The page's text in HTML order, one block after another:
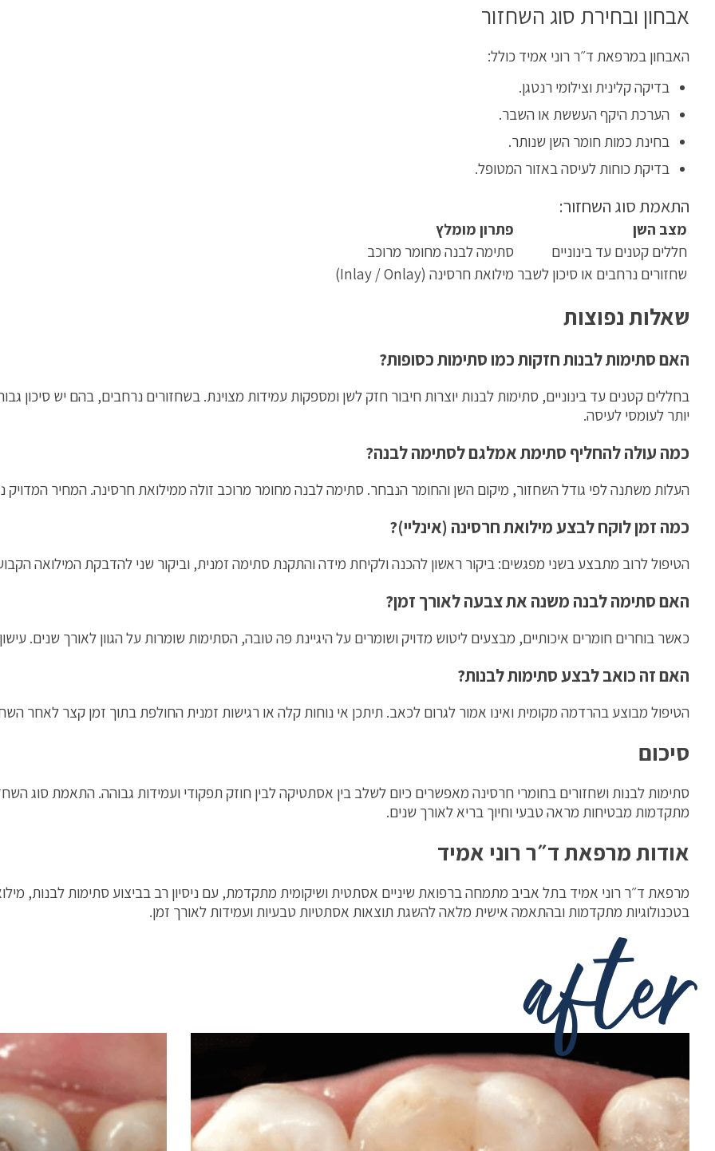
אבחון ובחירת סוג השחזור
האבחון במרפאת ד״ר רוני אמיד כולל:
בדיקה קלינית וצילומי רנטגן.
הערכת היקף העששת או השבר.
בחינת כמות חומר השן שנותר.
בדיקת כוחות לעיסה באזור המטופל.
התאמת סוג השחזור:
מצב השן
פתרון מומלץ
חללים קטנים עד בינוניים
סתימה לבנה מחומר מרוכב
שחזורים נרחבים או סיכון לשבר מילואת חרסינה (Inlay / Onlay)
שאלות נפוצות
האם סתימות לבנות חזקות כמו סתימות כסופות?
בחללים קטנים עד בינוניים, סתימות לבנות יוצרות חיבור חזק לשן ומספקות עמידות מצוינת. בשחזורים נרחבים, בהם יש סיכון
יותר לעומסי לעיסה.
כמה עולה להחליף סתימת אמלגם לסתימה לבנה?
העלות משתנה לפי גודל השחזור, מיקום השן והחומר הנבחר. סתימה לבנה מחומר מרוכב זולה ממילואת חרסינה. המחיר
כמה זמן לוקח לבצע מילואת חרסינה (אינליי)?
הטיפול לרוב מתבצע בשני מפגשים: ביקור ראשון להכנה ולקיחת מידה והתקנת סתימה זמנית, וביקור שני להדבקת המילואה
האם סתימה לבנה משנה את צבעה לאורך זמן?
כאשר בוחרים חומרים איכותיים, מבצעים ליטוש מדויק ושומרים על היגיינת פה טובה, הסתימות שומרות על הגוון לאורך שנים.
האם זה כואב לבצע סתימות לבנות?
הטיפול מבוצע בהרדמה מקומית ואינו אמור לגרום לכאב. תיתכן אי נוחות קלה או רגישות זמנית החולפת בתוך זמן קצר לאחר
סיכום
מתקדמות מבטיחות מראה טבעי וחיוך בריא לאורך שנים.
אודות מרפאת ד״ר רוני אמיד
מרפאת ד״ר רוני אמיד בתל אביב מתמחה ברפואת שיניים אסתטית ושיקומית מתקדמת, עם ניסיון רב בביצוע סתימות לבנות,
בטכנולוגיות מתקדמות ובהתאמה אישית מלאה להשגת תוצאות אסתטיות טבעיות ועמידות לאורך זמן.